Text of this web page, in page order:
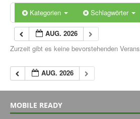
Kategorien Schlagwörter
AUG. 2026
Zurzeit gibt es keine bevorstehenden
AUG. 2026
MOBILE READY